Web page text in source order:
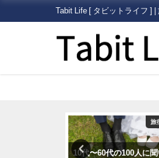
Tabit Life [ タビットライフ ]
旅
10代〜60代の100人に聞